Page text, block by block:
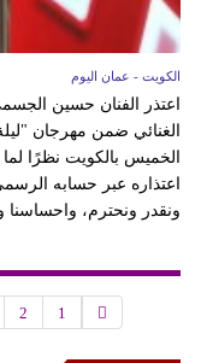
الكويت - عمان اليوم
اعتذر الفنان حسين
الغنائي ضمن مهرجان
الخميس بالكويت نظرًا
اعتذاره عبر حسابه
ونقدر ونحترم، واحساسنا
1
2